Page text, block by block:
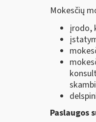
Mokesčių
įrodo,
Paslaugos